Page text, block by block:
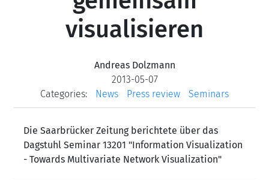
visualisieren
Andreas Dolzmann
2013-05-07
Categories:
News Press review Seminars
Die Saarbrücker Zeitung berichtete über das
Dagstuhl Seminar 13201 "Information Visualization
- Towards Multivariate Network Visualization"